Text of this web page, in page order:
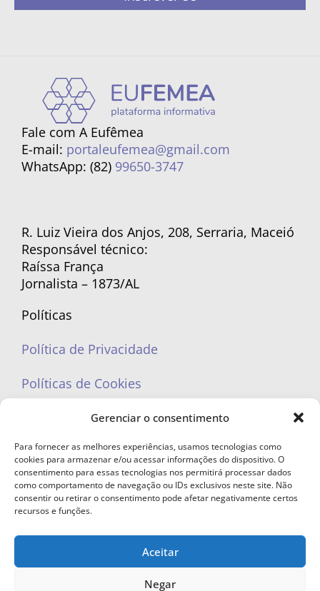
Gerenciar o consentimento
Para fornecer as melhores experiências, usamos tecnologias como
cookies para armazenar e/ou acessar informações do dispositivo. O
consentimento para essas tecnologias nos permitirá processar dados
como comportamento de navegação ou IDs exclusivos neste site. Não
consentir ou retirar o consentimento pode afetar negativamente certos
recursos e funções.
Aceitar
Negar
Fale com A Eufêmea
E-mail: portaleufemea@gmail.com
WhatsApp: (82) 99650-3747
R. Luiz Vieira dos Anjos, 208, Serraria, Maceió
Responsável técnico:
Raíssa França
Jornalista – 1873/AL
Políticas
Política de Privacidade
Políticas de Cookies
portaleufemea@gmail.com
© Copyright 2023 - Todos os direitos reservados. Proibida cópia total ou
parcial sem autorização.